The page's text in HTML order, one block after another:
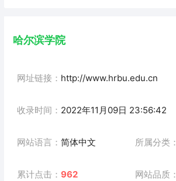
哈尔滨学院
网址链接： http://www.hrbu.edu.cn
收录时间： 2022年11月09日 23:56:42
网站语言： 简体中文 所属分类：
累计点击： 962 网站品质：